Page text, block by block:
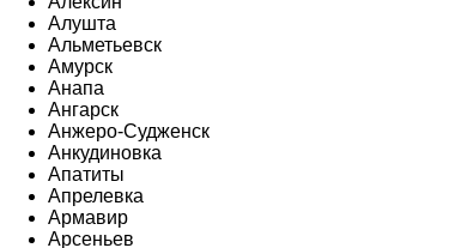
Алушта
Альметьевск
Амурск
Анапа
Ангарск
Анжеро-Судженск
Анкудиновка
Апатиты
Апрелевка
Армавир
Арсеньев